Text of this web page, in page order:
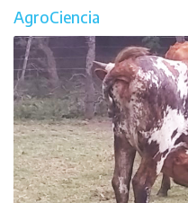
AgroCiencia